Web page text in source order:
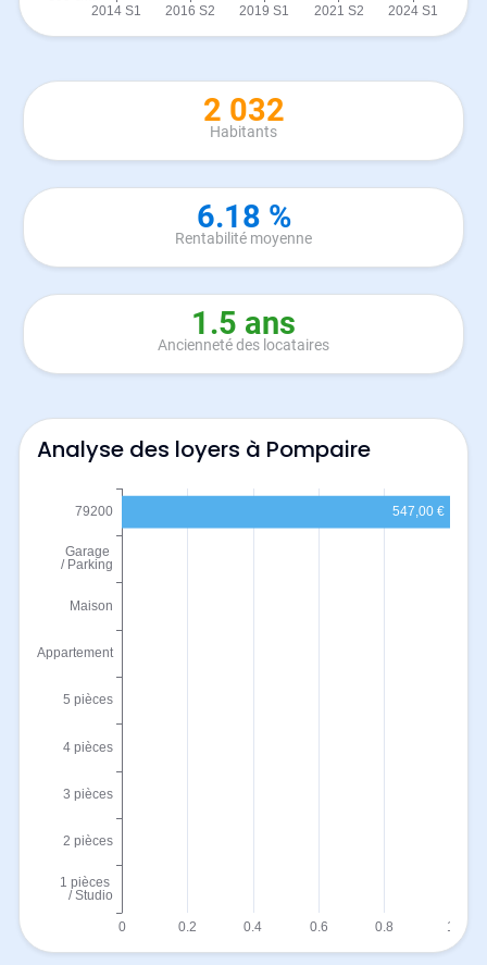
2 032
Habitants
6.18 %
Rentabilité moyenne
1.5 ans
Ancienneté des locataires
Analyse des loyers à Pompaire